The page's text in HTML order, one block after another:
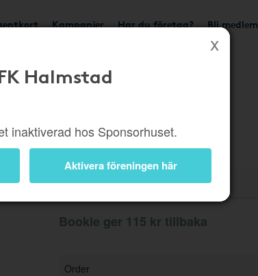
Kampanjer Har du företag? Bli medlem
Halmstad
inaktiverad hos Sponsorhuset.
Aktivera föreningen här
115 kr
Information
Bookie ger 115 kr tillbaka
Order